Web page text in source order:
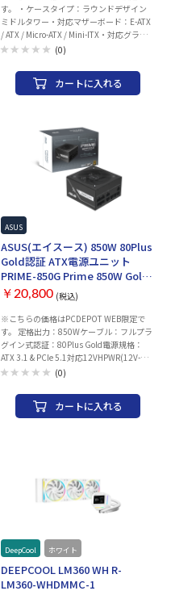
す。 ・ケースタイプ：ラウンドデザイン
ミドルタワー・対応マザーボード：E-ATX
/ ATX / Micro-ATX / Mini-ITX・対応グラフ
ィックボード長さ：最大430 mm・対応電
格)・対応CPUクーラー高さ：最大170
mm・本体サイズ（幅x高さx奥行）：約
255 x 485 × 510 mm・重量：約 11.7 kg
(0)
カートに入れる
ASUS
ASUS(エイスース) 850W 80Plus
Gold認証 ATX電源ユニット
PRIME-850G Prime 850W Gold
Black Edition
￥20,800 (税込)
※こちらの価格はPCDEPOT WEB限定で
す。 定格出力：850Wケーブル：フルプラ
グイン式認証：80Plus Gold電源規格：
ATX 3.1 & PCIe 5.1対応12VHPWR(12V-
2x6) 対応サイズ規格：ATX本体サイズ：
(0)
カートに入れる
DeepCool ホワイト
DEEPCOOL LM360 WH R-
LM360-WHDMMC-1